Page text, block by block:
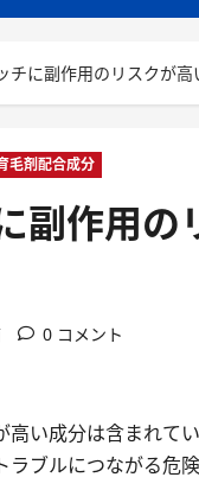
チに副作用のリスクが
毛剤配合成分
副作用
0 コメント
い成分は含まれて
ブルにつながる危